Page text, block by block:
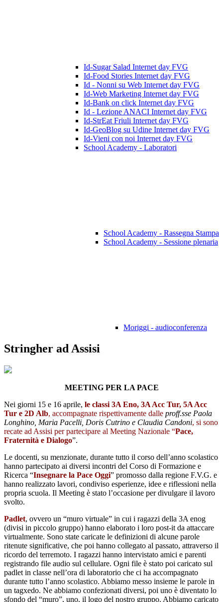
Id-Sugar Salad Internet day FVG
Id-Food Stories Internet day FVG
Id - Nonni su Web Internet day FVG
Id-Web Marketing Internet day FVG
Id-Bank on click Internet day FVG
Id - Lezione ANACI Internet day FVG
Id-StrEat Friuli Internet day FVG
Id-GeoBlog su Udine Internet day FVG
Id-Vieni con noi Internet day FVG
School Academy - Laboratori
School Academy - Rassegna Stampa
School Academy - Sessione plenaria
Moriggi - audioconferenza
Stringher ad Assisi
MEETING PER LA PACE
Nei giorni 15 e 16 aprile, le classi 3A Eno, 3A Acc Tur, 5A Acc
Tur e 2D Alb, accompagnate rispettivamente dalle proff.sse Paola
Longhino, Maria Pacelli, Doris Cutrino e Claudia Candoni, si sono
recate ad Assisi per partecipare al Meeting Nazionale “Pace,
Fraternità e Dialogo”.
Le docenti, su menzionate, durante tutto il corso dell’anno scolastico
hanno partecipato ai diversi incontri del Corso di Formazione e
Ricerca “Insegnare la Pace Oggi” promosso dalla regione F.V.G. e
hanno realizzato lavori, condiviso esperienze, idee e riflessioni nella
propria scuola. Il Meeting è stato l’occasione per divulgare il lavoro
svolto.
Padlet, ovvero un “muro virtuale” in cui i ragazzi della 3A enog
(divisi in piccolo gruppo) hanno elaborato i loro post-it da attaccare
virtualmente. Sono state caricate le definizioni di alcune parole
ritenute significative, che poi hanno collegato al passato, attraverso il
ricordo del terremoto. I ragazzi hanno intervistato amici e parenti
registrando file audio sul cellulare. Ogni file è stato poi caricato sul
padlet in classe nell’ora di laboratorio che ci ha accompagnato
durante tutto l’anno scolastico. Abbiamo messo insieme le parole in
un tagxedo. Ne abbiamo confezionati diversi, poi uno è diventato lo
sfondo del “muro”, uno, il logo del nostro gruppo. Abbiamo caricato